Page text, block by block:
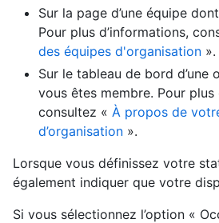
Sur la page d’une équipe
Pour plus d’informations,
des équipes d'organisation ».
Sur le tableau de bord d’une
vous êtes membre. Pour plus
consultez « À propos de
d’organisation ».
Lorsque vous définissez votre
également indiquer que votre
Si vous sélectionnez l’option «